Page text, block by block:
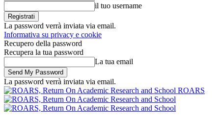
il tuo username
La password verrà inviata via email.
Informativa su privacy e cookie
Recupero della password
Recupera la tua password
La tua email
La password verrà inviata via email.
ROARS